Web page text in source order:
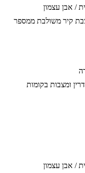
/ אבן עצמון
קיר משולבת ממספר
ומצבות בקומות
/ אבן עצמון